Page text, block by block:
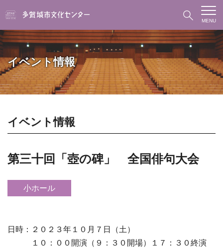
MENU
イベント情報
イベント情報
第三十回「壺の碑」 全国俳句大会
小ホール
日時：２０２３年１０月７日（土）
１０：００開演（９：３０開場）１７：３０終演